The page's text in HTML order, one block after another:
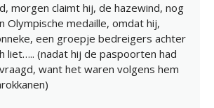
morgen claimt hij, de hazewind, nog
Olympische medaille, omdat hij,
een groepje bedreigers achter
liet….. (nadat hij de paspoorten had
want het waren volgens hem